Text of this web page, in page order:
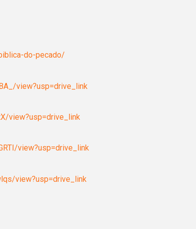
do-pecado/
view?usp=drive_link
view?usp=drive_link
view?usp=drive_link
view?usp=drive_link